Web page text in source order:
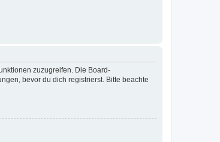
zuzugreifen. Die Board-
bevor du dich registrierst. Bitte beachte